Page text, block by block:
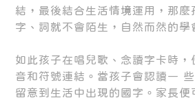
結，最後結合生活情境運用，那麼
字、詞就不會陌生，自然而然的學
如此孩子在唱兒歌、念讀字卡時，
音和符號連結。當孩子會認讀一
留意到生活中出現的國字。家長便